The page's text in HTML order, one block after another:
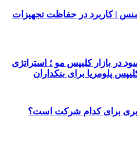
| کاربرد در حفاظت تجهیزات
در بازار کلیپس مو ؛ استراتژی
پلومریا برای بنکداران
ابری برای کدام شرکت است؟